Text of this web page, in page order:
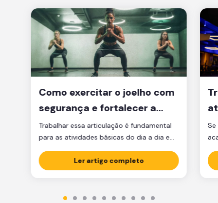
Como exercitar o joelho com
segurança e fortalecer a
articulação
Trabalhar essa articulação é fundamental
para as atividades básicas do dia a dia e
manter a qualidade de vida.
Ler artigo completo